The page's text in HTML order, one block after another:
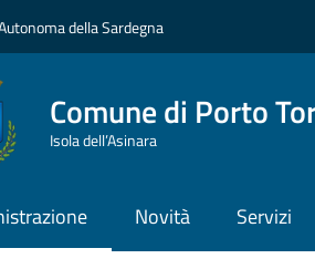
della Sardegna
Comune di Porto
Isola dell’Asinara
Novità Servizi